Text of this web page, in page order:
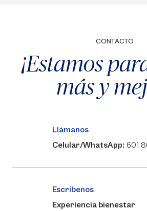
CONTACTO
¡Estamos
más y
Llámanos
Celular/WhatsApp: 601
Escríbenos
Experiencia bienestar